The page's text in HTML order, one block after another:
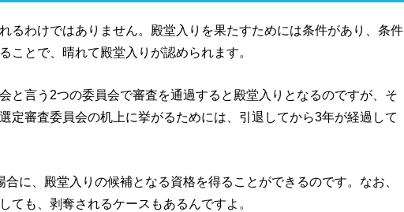
るわけではありません。殿堂入りを果たすためには条件があり、条件
ことで、晴れて殿堂入りが認められます。
と言う2つの委員会で審査を通過すると殿堂入りとなるのですが、そ
定審査委員会の机上に挙がるためには、引退してから3年が経過して
合に、殿堂入りの候補となる資格を得ることができるのです。なお、
ても、剥奪されるケースもあるんですよ。